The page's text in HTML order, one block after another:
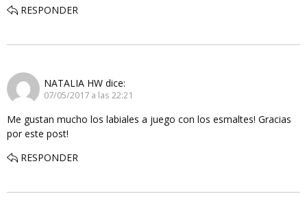
RESPONDER
NATALIA HW dice:
07/05/2017 a las 22:21
Me gustan mucho los labiales a juego con los esmaltes! Gracias
por este post!
RESPONDER